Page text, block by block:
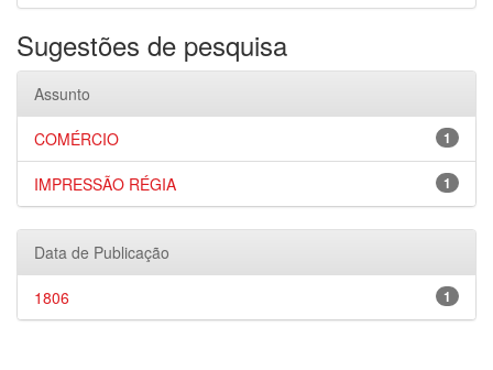
Sugestões de pesquisa
Assunto
1
COMÉRCIO
1
IMPRESSÃO RÉGIA
Data de Publicação
1
1806